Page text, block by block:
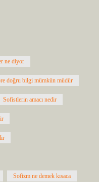
ne diyor
doğru bilgi mümkün müdür
Sofistlerin amacı nedir
Sofizm ne demek kısaca